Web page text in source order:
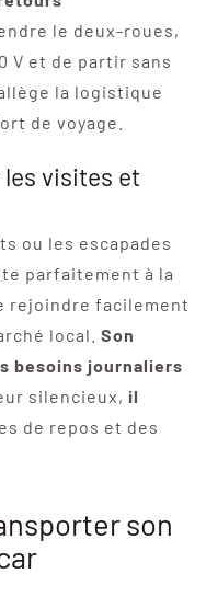
le deux-roues,
V et de partir sans
la logistique
de voyage.
les visites et
ou les escapades
parfaitement à la
rejoindre facilement
local. Son
besoins journaliers
silencieux, il
de repos et des
son